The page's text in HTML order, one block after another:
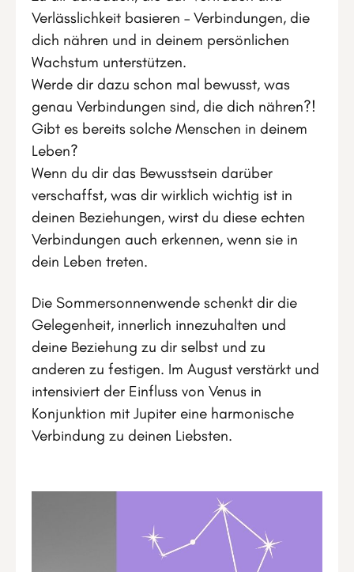
Verlässlichkeit basieren – Verbindungen, die
dich nähren und in deinem persönlichen
Wachstum unterstützen.
Werde dir dazu schon mal bewusst, was
genau Verbindungen sind, die dich nähren?!
Gibt es bereits solche Menschen in deinem
Leben?
Wenn du dir das Bewusstsein darüber
verschaffst, was dir wirklich wichtig ist in
deinen Beziehungen, wirst du diese echten
Verbindungen auch erkennen, wenn sie in
dein Leben treten.
Die Sommersonnenwende schenkt dir die
Gelegenheit, innerlich innezuhalten und
deine Beziehung zu dir selbst und zu
anderen zu festigen. Im August verstärkt und
intensiviert der Einfluss von Venus in
Konjunktion mit Jupiter eine harmonische
Verbindung zu deinen Liebsten.